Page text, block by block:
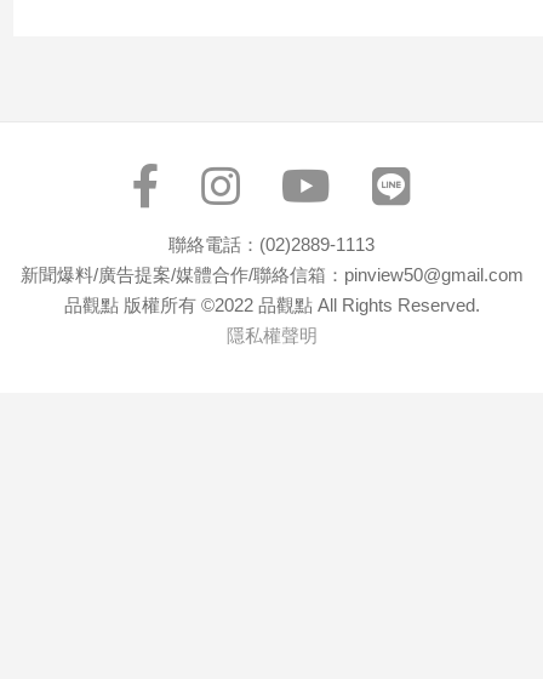
聯絡電話：(02)2889-1113
新聞爆料/廣告提案/媒體合作/聯絡信箱：pinview50@gmail.com
品觀點 版權所有 ©2022 品觀點 All Rights Reserved.
隱私權聲明